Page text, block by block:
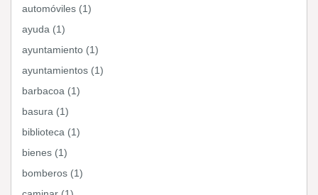
automóviles (1)
ayuda (1)
ayuntamiento (1)
ayuntamientos (1)
barbacoa (1)
basura (1)
biblioteca (1)
bienes (1)
bomberos (1)